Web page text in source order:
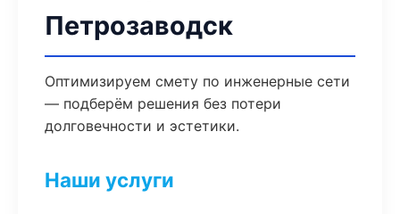
Петрозаводск
Оптимизируем смету по инженерные сети
— подберём решения без потери
долговечности и эстетики.
Наши услуги